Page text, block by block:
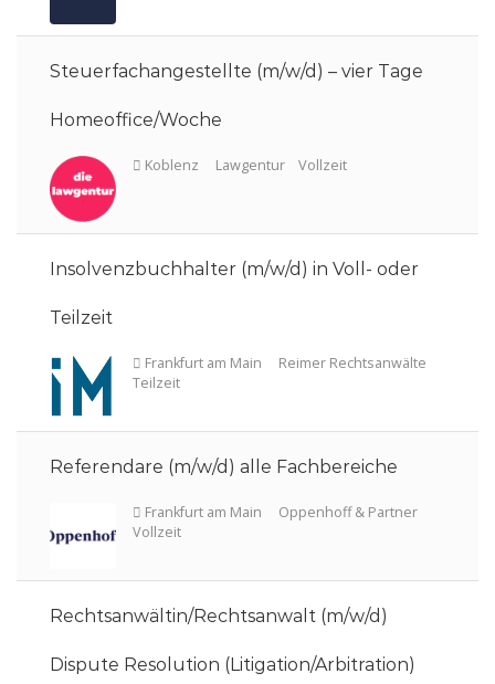
Steuerfachangestellte (m/w/d) – vier Tage
Homeoffice/Woche
Insolvenzbuchhalter (m/w/d) in Voll- oder
Teilzeit
Referendare (m/w/d) alle Fachbereiche
Rechtsanwältin/Rechtsanwalt (m/w/d)
Dispute Resolution (Litigation/Arbitration)